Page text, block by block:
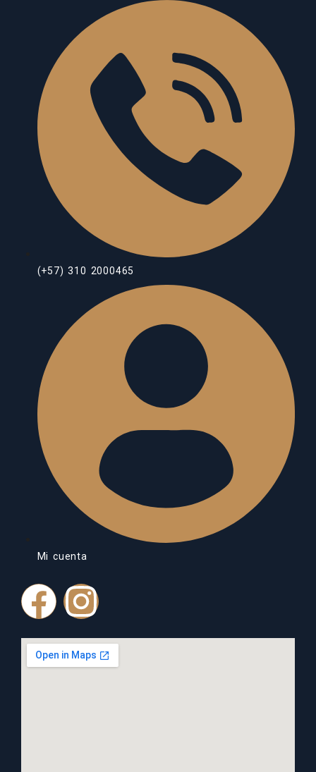
(+57) 310 2000465
Mi cuenta